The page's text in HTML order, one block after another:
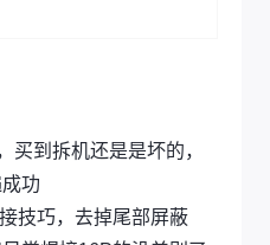
买到拆机还是是坏的，
功
技巧，去掉尾部屏蔽